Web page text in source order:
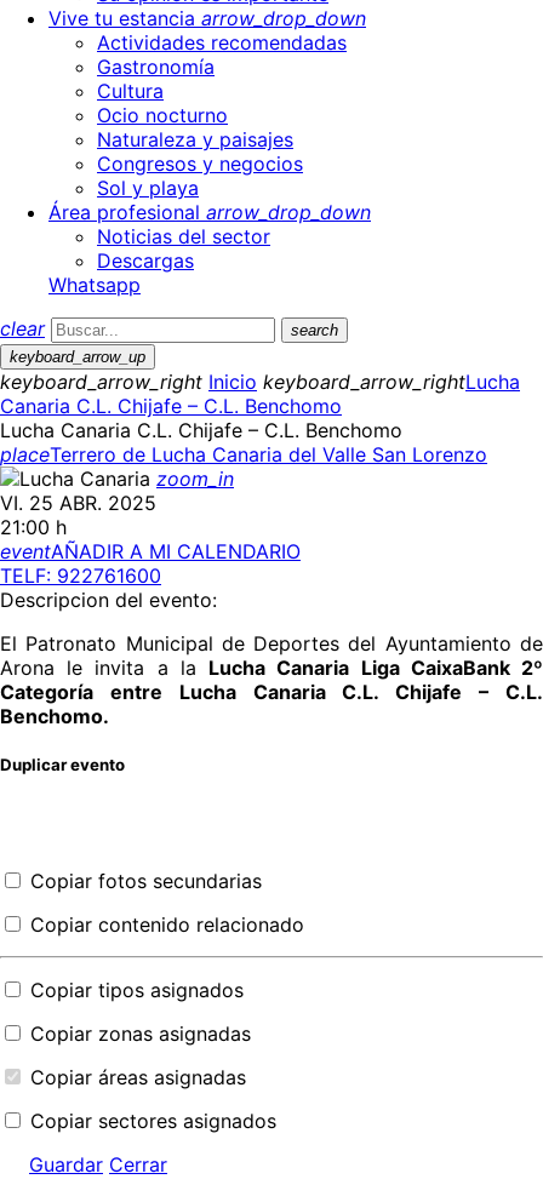
Vive tu estancia arrow_drop_down
Actividades recomendadas
Gastronomía
Cultura
Ocio nocturno
Naturaleza y paisajes
Congresos y negocios
Sol y playa
Área profesional arrow_drop_down
Noticias del sector
Descargas
Whatsapp
clear
search
keyboard_arrow_up
keyboard_arrow_right Inicio keyboard_arrow_rightLucha
Canaria C.L. Chijafe – C.L. Benchomo
Lucha Canaria C.L. Chijafe – C.L. Benchomo
placeTerrero de Lucha Canaria del Valle San Lorenzo
zoom_in
VI. 25 ABR. 2025
21:00 h
eventAÑADIR A MI CALENDARIO
TELF: 922761600
Descripcion del evento:
El Patronato Municipal de Deportes del Ayuntamiento de
Arona le invita a la Lucha Canaria Liga CaixaBank 2º
Categoría entre Lucha Canaria C.L. Chijafe – C.L.
Benchomo.
Duplicar evento
Copiar fotos secundarias
Copiar contenido relacionado
Copiar tipos asignados
Copiar zonas asignadas
Copiar áreas asignadas
Copiar sectores asignados
Guardar Cerrar